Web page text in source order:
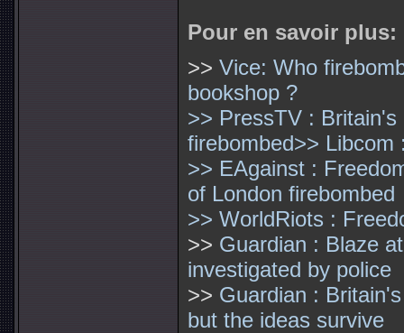
Pour en savoir plus:
>> Vice: Who
bookshop ?
>> PressTV :
firebombed>> Libcom
>> EAgainst :
of London firebombed
>> WorldRiots :
>> Guardian : Blaze
investigated by police
>> Guardian :
but the ideas survive